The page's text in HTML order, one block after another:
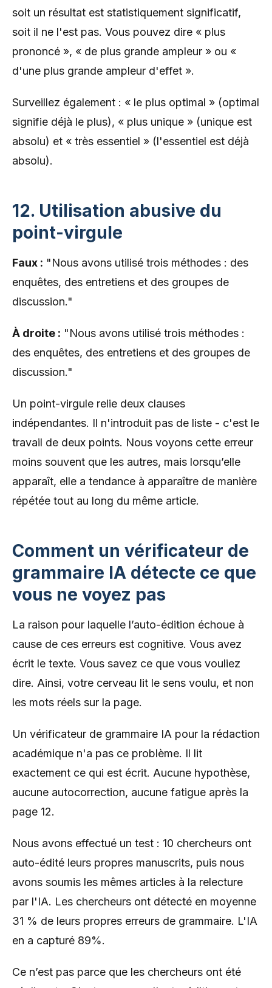
soit un résultat est statistiquement significatif,
soit il ne l'est pas. Vous pouvez dire « plus
prononcé », « de plus grande ampleur » ou «
d'une plus grande ampleur d'effet ».
Surveillez également : « le plus optimal » (optimal
signifie déjà le plus), « plus unique » (unique est
absolu) et « très essentiel » (l'essentiel est déjà
absolu).
12. Utilisation abusive du
point-virgule
Faux : "Nous avons utilisé trois méthodes : des
enquêtes, des entretiens et des groupes de
discussion."
À droite : "Nous avons utilisé trois méthodes :
des enquêtes, des entretiens et des groupes de
discussion."
Un point-virgule relie deux clauses
indépendantes. Il n'introduit pas de liste - c'est le
travail de deux points. Nous voyons cette erreur
moins souvent que les autres, mais lorsqu’elle
apparaît, elle a tendance à apparaître de manière
répétée tout au long du même article.
Comment un vérificateur de
grammaire IA détecte ce que
vous ne voyez pas
La raison pour laquelle l’auto-édition échoue à
cause de ces erreurs est cognitive. Vous avez
écrit le texte. Vous savez ce que vous vouliez
dire. Ainsi, votre cerveau lit le sens voulu, et non
les mots réels sur la page.
Un vérificateur de grammaire IA pour la rédaction
académique n'a pas ce problème. Il lit
exactement ce qui est écrit. Aucune hypothèse,
aucune autocorrection, aucune fatigue après la
page 12.
Nous avons effectué un test : 10 chercheurs ont
auto-édité leurs propres manuscrits, puis nous
avons soumis les mêmes articles à la relecture
par l'IA. Les chercheurs ont détecté en moyenne
31 % de leurs propres erreurs de grammaire. L'IA
en a capturé 89%.
Ce n’est pas parce que les chercheurs ont été